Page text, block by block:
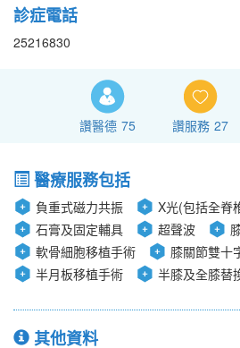
診症電話
25216830
讚醫德 75 讚服務 27
醫療服務包括
負重式磁力共振 X光(包括全脊
石膏及固定輔具
超聲波
軟骨細胞移植手術
膝關節雙十
半月板移植手術
半膝及全膝替
其他資料